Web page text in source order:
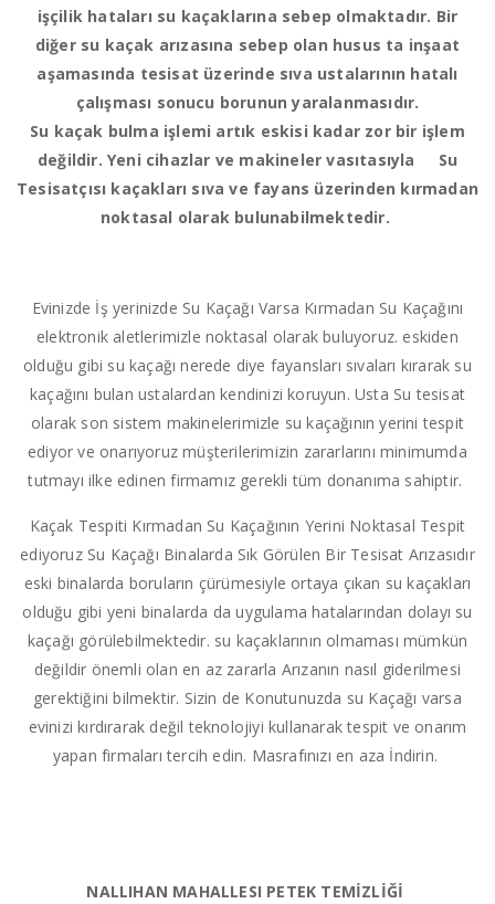
işçilik hataları su kaçaklarına sebep olmaktadır. Bir
diğer su kaçak arızasına sebep olan husus ta inşaat
aşamasında tesisat üzerinde sıva ustalarının hatalı
çalışması sonucu borunun yaralanmasıdır.
Su kaçak bulma işlemi artık eskisi kadar zor bir işlem
değildir. Yeni cihazlar ve makineler vasıtasıyla Su
Tesisatçısı kaçakları sıva ve fayans üzerinden kırmadan
noktasal olarak bulunabilmektedir.
Evinizde İş yerinizde Su Kaçağı Varsa Kırmadan Su Kaçağını
elektronik aletlerimizle noktasal olarak buluyoruz. eskiden
olduğu gibi su kaçağı nerede diye fayansları sıvaları kırarak su
kaçağını bulan ustalardan kendinizi koruyun. Usta Su tesisat
olarak son sistem makinelerimizle su kaçağının yerini tespit
ediyor ve onarıyoruz müşterilerimizin zararlarını minimumda
tutmayı ilke edinen firmamız gerekli tüm donanıma sahiptir.
Kaçak Tespiti Kırmadan Su Kaçağının Yerini Noktasal Tespit
ediyoruz Su Kaçağı Binalarda Sık Görülen Bir Tesisat Arızasıdır
eski binalarda boruların çürümesiyle ortaya çıkan su kaçakları
olduğu gibi yeni binalarda da uygulama hatalarından dolayı su
kaçağı görülebilmektedir. su kaçaklarının olmaması mümkün
değildir önemli olan en az zararla Arızanın nasıl giderilmesi
gerektiğini bilmektir. Sizin de Konutunuzda su Kaçağı varsa
evinizi kırdırarak değil teknolojiyi kullanarak tespit ve onarım
yapan firmaları tercih edin. Masrafınızı en aza İndirin.
NALLIHAN MAHALLESI PETEK TEMİZLİĞİ